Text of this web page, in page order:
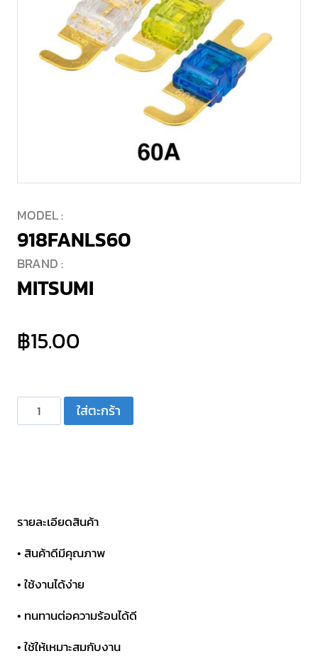
MODEL :
918FANLS60
BRAND :
MITSUMI
฿15.00
จำนวน
ฟิวส์
ตัว
60A
ชิ้น
ใส่ตะกร้า
รายละเอียดสินค้า
• สินค้าดีมีคุณภาพ
• ใช้งานได้ง่าย
• ทนทานต่อความร้อนได้ดี
• ใช้ให้เหมาะสมกับงาน